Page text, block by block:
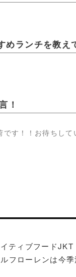
めランチを教え
！
す！！お待ちして
ティブフードJKT
フローレンは今季